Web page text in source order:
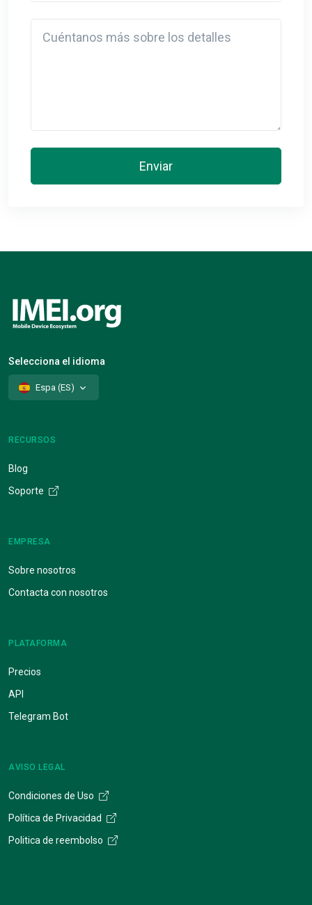
Enviar
Selecciona el idioma
Espa (ES)
RECURSOS
Blog
Soporte
EMPRESA
Sobre nosotros
Contacta con nosotros
PLATAFORMA
Precios
API
Telegram Bot
AVISO LEGAL
Condiciones de Uso
Política de Privacidad
Politica de reembolso